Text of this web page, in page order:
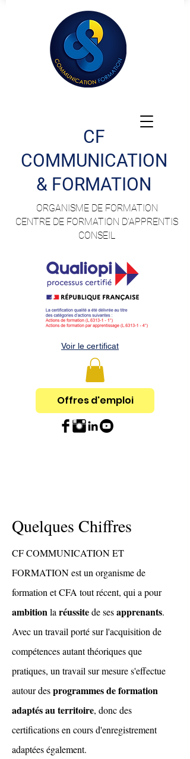
CF
COMMUNICATION
& FORMATION
ORGANISME DE FORMATION
CENTRE DE FORMATION D'APPRENTIS
CONSEIL
Voir le certificat
Offres d'emploi
Quelques Chiffres
CF COMMUNICATION ET
FORMATION est un organisme de
formation et CFA tout récent, qui a pour
ambitionla réussitede sesapprenants.
Avec un travail porté sur l'acquisition de
compétences autant théoriques que
pratiques, un travail sur mesure s'effectue
autour desprogrammes de formation
adaptés au territoire, donc des
certifications en cours d'enregistrement
adaptées également.